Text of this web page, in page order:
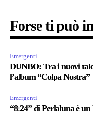
Forse ti può
Emergenti
DUNBO: Tra i nuovi
l’album “Colpa Nostra”
Emergenti
“8:24” di Perlaluna è